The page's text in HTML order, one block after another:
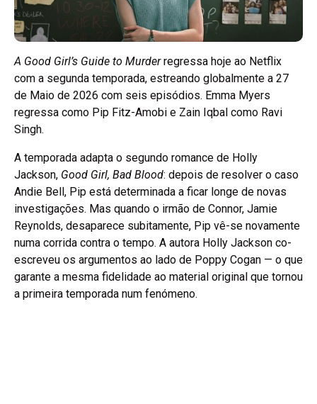
A Good Girl’s Guide to Murderregressa hoje ao Netflix
com a segunda temporada, estreando globalmente a 27
de Maio de 2026 com seis episódios. Emma Myers
regressa como Pip Fitz-Amobi e Zain Iqbal como Ravi
Singh.
A temporada adapta o segundo romance de Holly
Jackson, Good Girl, Bad Blood: depois de resolver o caso
Andie Bell, Pip está determinada a ficar longe de novas
investigações. Mas quando o irmão de Connor, Jamie
Reynolds, desaparece subitamente, Pip vê-se novamente
numa corrida contra o tempo. A autora Holly Jackson co-
escreveu os argumentos ao lado de Poppy Cogan — o que
garante a mesma fidelidade ao material original que tornou
a primeira temporada num fenómeno.